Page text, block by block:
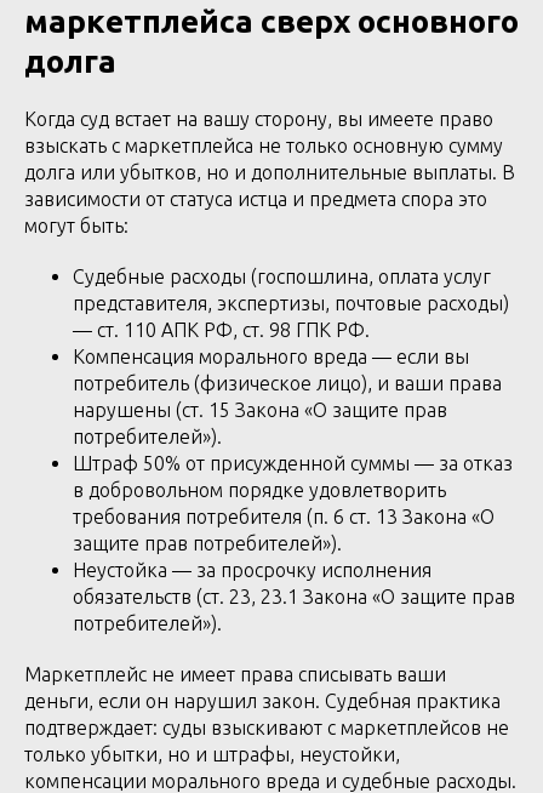
маркетплейса сверх основного
долга
Когда суд встает на вашу сторону, вы имеете право
взыскать с маркетплейса не только основную сумму
долга или убытков, но и дополнительные выплаты. В
зависимости от статуса истца и предмета спора это
могут быть:
Судебные расходы (госпошлина, оплата услуг
представителя, экспертизы, почтовые расходы)
— ст. 110 АПК РФ, ст. 98 ГПК РФ.
Компенсация морального вреда — если вы
потребитель (физическое лицо), и ваши права
нарушены (ст. 15 Закона «О защите прав
потребителей»).
Штраф 50% от присужденной суммы — за отказ
в добровольном порядке удовлетворить
требования потребителя (п. 6 ст. 13 Закона «О
защите прав потребителей»).
Неустойка — за просрочку исполнения
обязательств (ст. 23, 23.1 Закона «О защите прав
потребителей»).
Маркетплейс не имеет права списывать ваши
деньги, если он нарушил закон. Судебная практика
подтверждает: суды взыскивают с маркетплейсов не
только убытки, но и штрафы, неустойки,
компенсации морального вреда и судебные расходы.